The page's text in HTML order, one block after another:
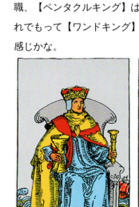
職、【ペンタクルキング】
れでもって【ワンドキング
感じかな。